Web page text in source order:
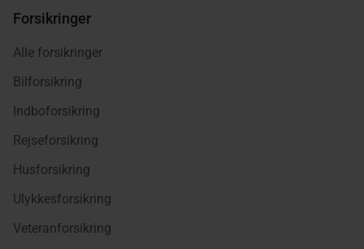
Forsikringer
Alle forsikringer
Bilforsikring
Indboforsikring
Rejseforsikring
Husforsikring
Ulykkesforsikring
Veteranforsikring